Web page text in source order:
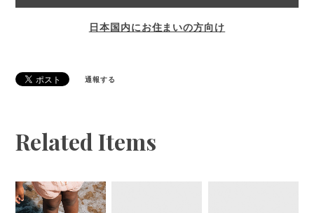
日本国内にお住まいの方向け
通報する
Related Items